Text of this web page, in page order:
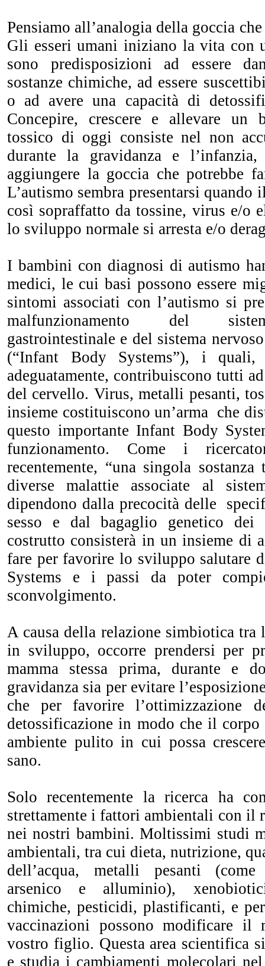
Pensiamo all’analogia della goccia
Gli esseri umani iniziano la vita con
sono predisposizioni ad essere
sostanze chimiche, ad essere
o ad avere una capacità di
Concepire, crescere e allevare un
tossico di oggi consiste nel non
durante la gravidanza e
aggiungere la goccia che potrebbe
L’autismo sembra presentarsi
così sopraffatto da tossine, virus e/o
lo sviluppo normale si arresta e/o
I bambini con diagnosi di autismo
medici, le cui basi possono essere
sintomi associati con l’autismo si
malfunzionamento del
gastrointestinale e del sistema
(“Infant Body Systems”), i quali,
adeguatamente, contribuiscono tutti
del cervello. Virus, metalli pesanti,
insieme costituiscono un’arma che
questo importante Infant Body
funzionamento. Come i
recentemente, “una singola
diverse malattie associate al
dipendono dalla precocità delle
sesso e dal bagaglio genetico
costrutto consisterà in un insieme di
fare per favorire lo sviluppo salutare
Systems e i passi da poter
sconvolgimento.
A causa della relazione simbiotica tra
in sviluppo, occorre prendersi per
mamma stessa prima, durante e
gravidanza sia per evitare
che per favorire l’ottimizzazione
detossificazione in modo che il
ambiente pulito in cui possa
sano.
Solo recentemente la ricerca ha
strettamente i fattori ambientali con il
nei nostri bambini. Moltissimi studi
ambientali, tra cui dieta, nutrizione,
dell’acqua, metalli pesanti
arsenico e alluminio),
chimiche, pesticidi, plastificanti, e
vaccinazioni possono modificare il
vostro figlio. Questa area scientifica
e studia i cambiamenti molecolari